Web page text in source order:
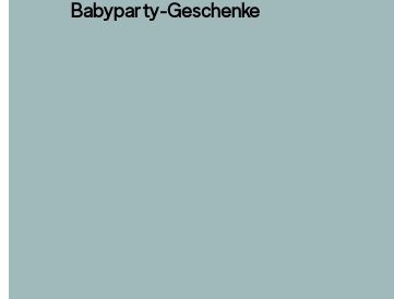
Babyparty-Geschenke